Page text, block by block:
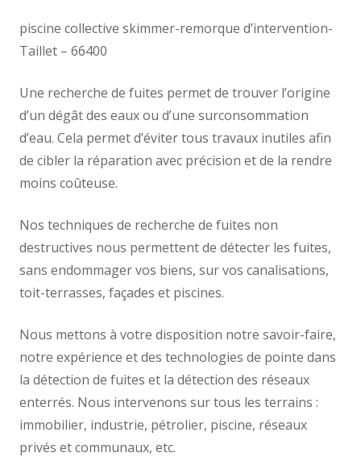
piscine collective skimmer-remorque d’intervention-
Taillet – 66400
Une recherche de fuites permet de trouver l’origine
d’un dégât des eaux ou d’une surconsommation
d’eau. Cela permet d’éviter tous travaux inutiles afin
de cibler la réparation avec précision et de la rendre
moins coûteuse.
Nos techniques de recherche de fuites non
destructives nous permettent de détecter les fuites,
sans endommager vos biens, sur vos canalisations,
toit-terrasses, façades et piscines.
Nous mettons à votre disposition notre savoir-faire,
notre expérience et des technologies de pointe dans
la détection de fuites et la détection des réseaux
enterrés. Nous intervenons sur tous les terrains :
immobilier, industrie, pétrolier, piscine, réseaux
privés et communaux, etc.